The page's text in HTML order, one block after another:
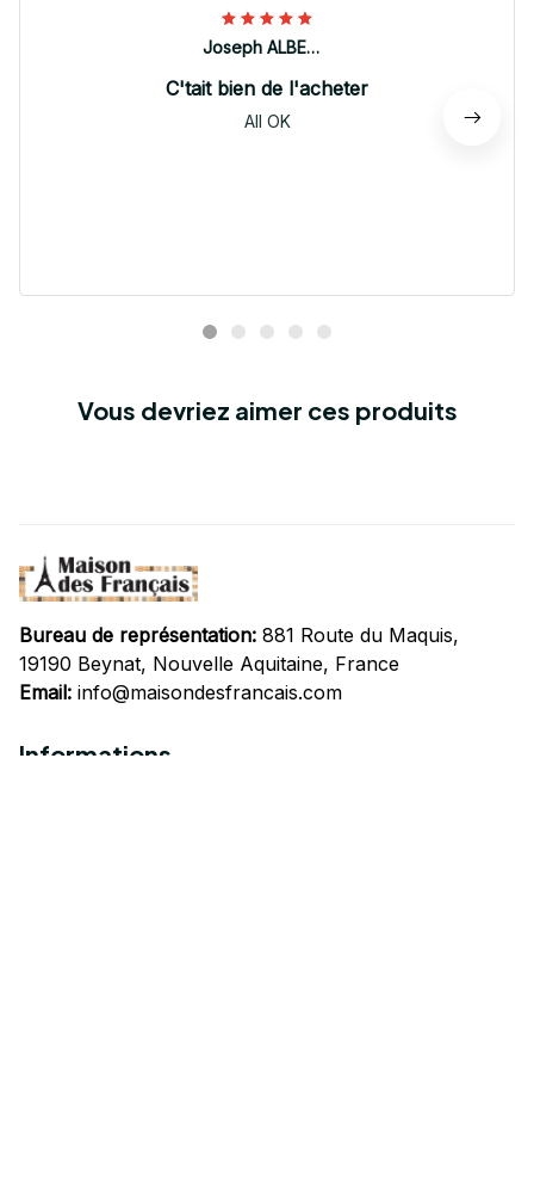
Joseph ALBERTINI
C'tait bien de l'acheter
All OK
Vous devriez aimer ces produits
Bureau de représentation: 881 Route du Maquis,
19190 Beynat, Nouvelle Aquitaine, France
Email: info@maisondesfrancais.com
Informations